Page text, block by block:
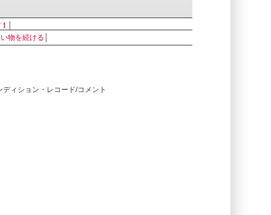
物を続ける
ィション・レコード/コメント